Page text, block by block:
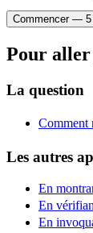
Commencer — 5
Pour
La question
Comment
Les autres
En
En
En